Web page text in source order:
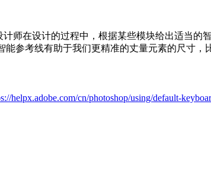
师在设计的过程中，根据某些模块给出适当的
参考线有助于我们更精准的丈量元素的尺寸，
helpx.adobe.com/cn/photoshop/using/default-